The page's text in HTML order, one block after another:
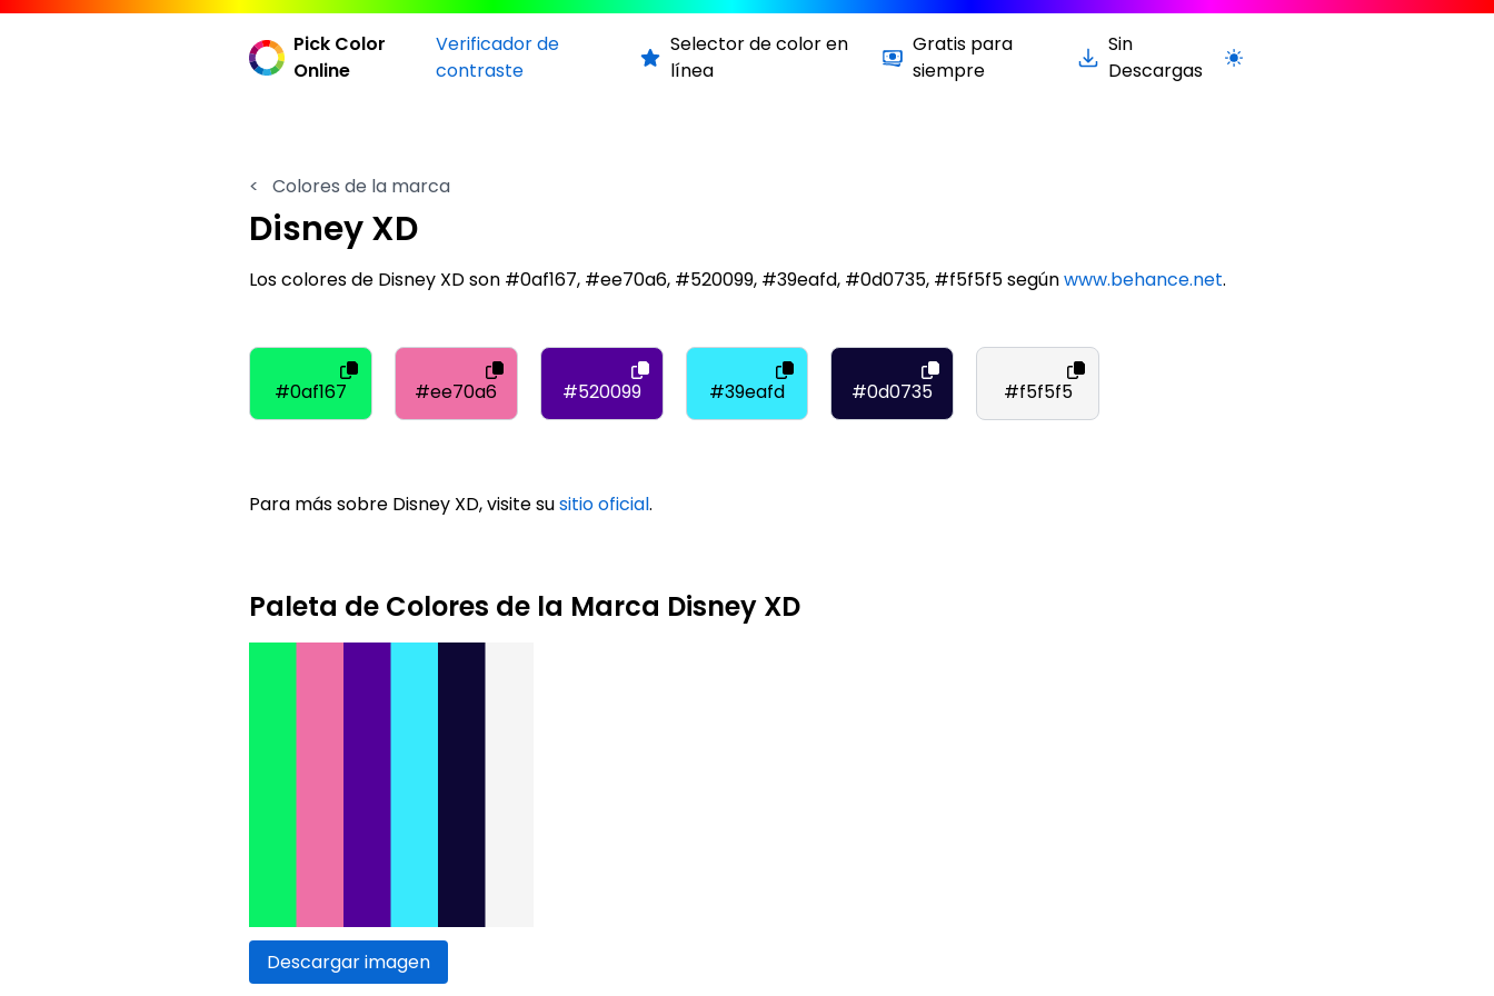
Pick Color
Online
Verificador de
contraste
Selector de color en
línea
Gratis para
siempre
Sin
Descargas
Cambiar a la versión clara / oscura
< Colores de la marca
Disney XD
Los colores de Disney XD son #0af167, #ee70a6, #520099, #39eafd, #0d0735, #f5f5f5 segúnwww.behance.net.
#0af167 #ee70a6 #520099 #39eafd #0d0735 #f5f5f5
Para más sobre Disney XD, visite susitio oficial.
Paleta de Colores de la Marca Disney XD
Descargar imagen